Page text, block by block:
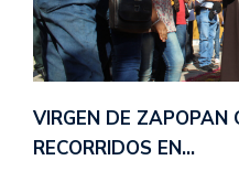
VIRGEN DE ZAPOPAN
RECORRIDOS EN…